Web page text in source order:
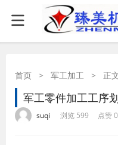
首页 > 军工加工 > 正
军工零件加工工序
suqi 浏览 599 点赞 0